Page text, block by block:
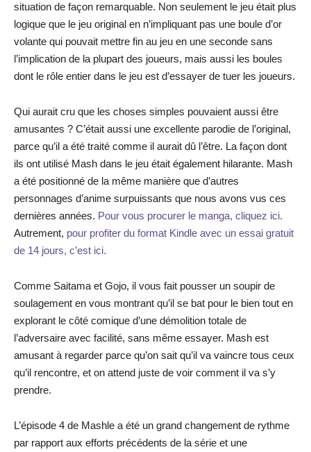
situation de façon remarquable. Non seulement le jeu était plus
logique que le jeu original en n’impliquant pas une boule d’or
volante qui pouvait mettre fin au jeu en une seconde sans
l’implication de la plupart des joueurs, mais aussi les boules
dont le rôle entier dans le jeu est d’essayer de tuer les joueurs.
Qui aurait cru que les choses simples pouvaient aussi être
amusantes ? C’était aussi une excellente parodie de l’original,
parce qu’il a été traité comme il aurait dû l’être. La façon dont
ils ont utilisé Mash dans le jeu était également hilarante. Mash
a été positionné de la même manière que d’autres
personnages d’anime surpuissants que nous avons vus ces
dernières années. Pour vous procurer le manga, cliquez ici.
Autrement, pour profiter du format Kindle avec un essai gratuit
de 14 jours, c’est ici.
Comme Saitama et Gojo, il vous fait pousser un soupir de
soulagement en vous montrant qu’il se bat pour le bien tout en
explorant le côté comique d’une démolition totale de
l’adversaire avec facilité, sans même essayer. Mash est
amusant à regarder parce qu’on sait qu’il va vaincre tous ceux
qu’il rencontre, et on attend juste de voir comment il va s’y
prendre.
L’épisode 4 de Mashle a été un grand changement de rythme
par rapport aux efforts précédents de la série et une